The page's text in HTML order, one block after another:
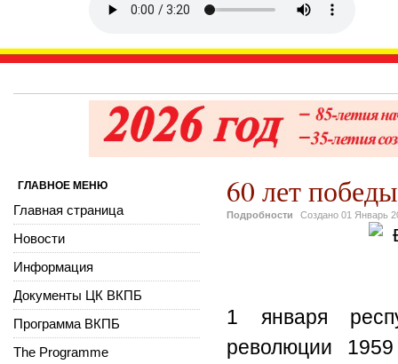
60 лет
Подробности Создано 01 Январь
1 января
революции
ГЛАВНОЕ МЕНЮ
Главная страница
Новости
Информация
Документы ЦК ВКПБ
Программа ВКПБ
The Programme